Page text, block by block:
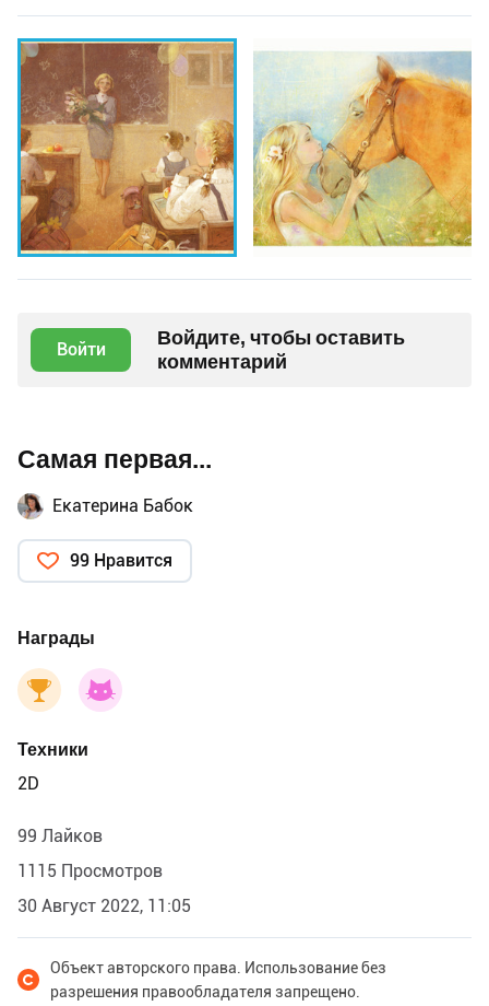
Войти
Войдите, чтобы оставить
комментарий
Самая первая...
Екатерина Бабок
99 Нравится
Награды
Техники
2D
99 Лайков
1115 Просмотров
30 Август 2022, 11:05
Объект авторского права. Использование без
разрешения правообладателя запрещено.